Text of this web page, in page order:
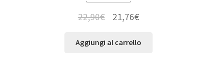
22,90€ 21,76€
Aggiungi al carrello